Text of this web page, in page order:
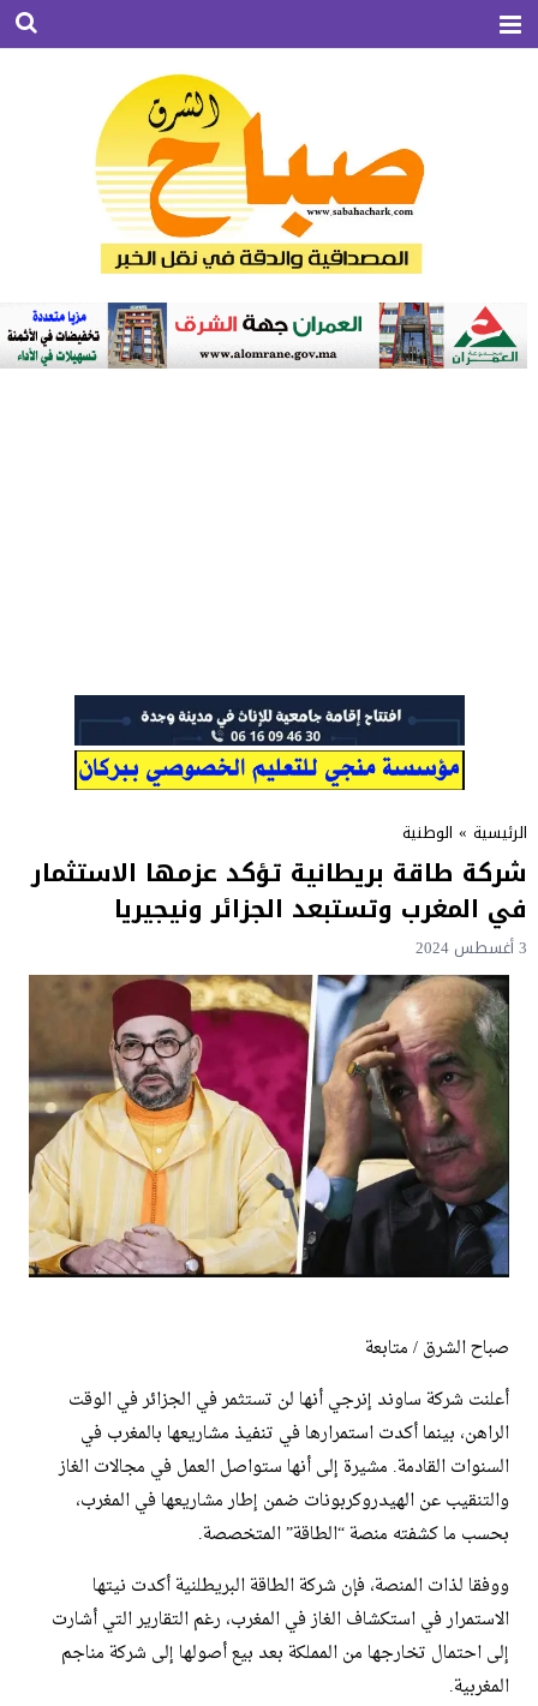
الرئيسية » الوطنية
شركة طاقة بريطانية تؤكد عزمها الاستثمار
في المغرب وتستبعد الجزائر ونيجيريا
3 أغسطس 2024
صباح الشرق / متابعة
أعلنت شركة ساوند إنرجي أنها لن تستثمر في الجزائر في الوقت
الراهن، بينما أكدت استمرارها في تنفيذ مشاريعها بالمغرب في
السنوات القادمة. مشيرة إلى أنها ستواصل العمل في مجالات الغاز
والتنقيب عن الهيدروكربونات ضمن إطار مشاريعها في المغرب،
بحسب ما كشفته منصة “الطاقة” المتخصصة.
ووفقا لذات المنصة، فإن شركة الطاقة البريطلنية أكدت نيتها
الاستمرار في استكشاف الغاز في المغرب، رغم التقارير التي أشارت
إلى احتمال تخارجها من المملكة بعد بيع أصولها إلى شركة مناجم
المغربية.